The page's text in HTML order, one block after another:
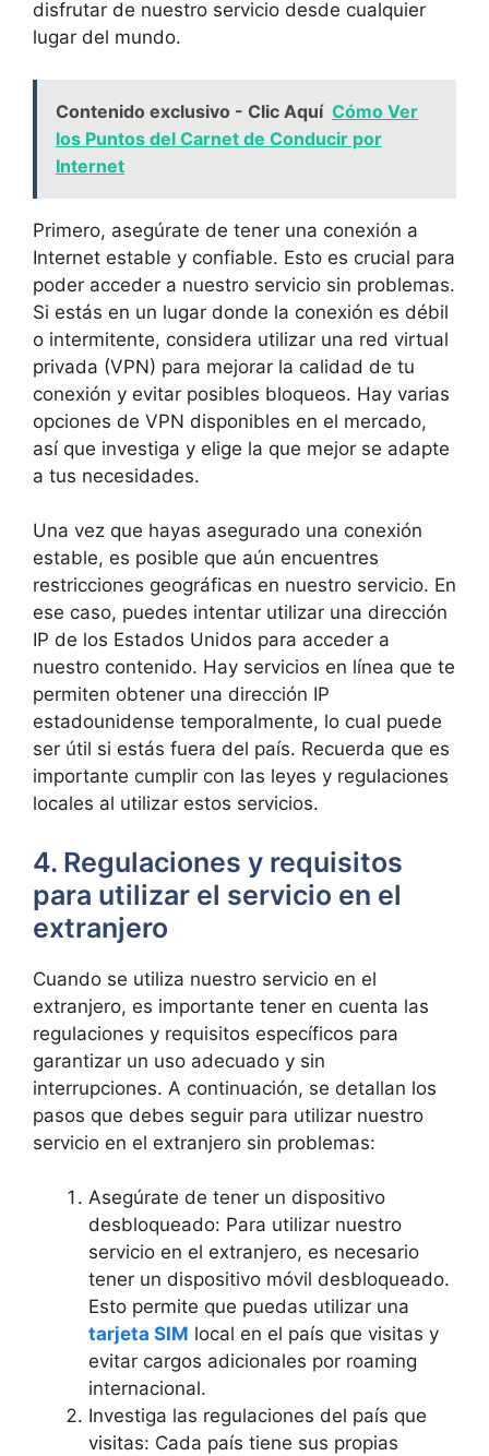
disfrutar de nuestro servicio desde cualquier
lugar del mundo.
Contenido exclusivo - Clic Aquí Cómo Ver
los Puntos del Carnet de Conducir por
Internet
Primero, asegúrate de tener una conexión a
Internet estable y confiable. Esto es crucial para
poder acceder a nuestro servicio sin problemas.
Si estás en un lugar donde la conexión es débil
o intermitente, considera utilizar una red virtual
privada (VPN) para mejorar la calidad de tu
conexión y evitar posibles bloqueos. Hay varias
opciones de VPN disponibles en el mercado,
así que investiga y elige la que mejor se adapte
a tus necesidades.
Una vez que hayas asegurado una conexión
estable, es posible que aún encuentres
restricciones geográficas en nuestro servicio. En
ese caso, puedes intentar utilizar una dirección
IP de los Estados Unidos para acceder a
nuestro contenido. Hay servicios en línea que te
permiten obtener una dirección IP
estadounidense temporalmente, lo cual puede
ser útil si estás fuera del país. Recuerda que es
importante cumplir con las leyes y regulaciones
locales al utilizar estos servicios.
4. Regulaciones y requisitos
para utilizar el servicio en el
extranjero
Cuando se utiliza nuestro servicio en el
extranjero, es importante tener en cuenta las
regulaciones y requisitos específicos para
garantizar un uso adecuado y sin
interrupciones. A continuación, se detallan los
pasos que debes seguir para utilizar nuestro
servicio en el extranjero sin problemas:
Asegúrate de tener un dispositivo
desbloqueado: Para utilizar nuestro
servicio en el extranjero, es necesario
tener un dispositivo móvil desbloqueado.
Esto permite que puedas utilizar una
tarjeta SIM local en el país que visitas y
evitar cargos adicionales por roaming
internacional.
Investiga las regulaciones del país que
visitas: Cada país tiene sus propias